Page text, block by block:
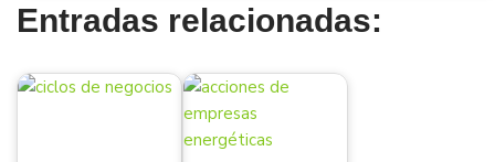
Entradas relacionadas: